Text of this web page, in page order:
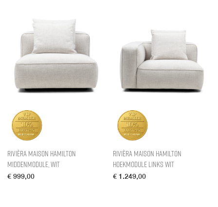
Rivièra Maison Hamilton
middenmodule, Wit
€ 999,00
Rivièra Maison Hamilton
hoekmodule Links Wit
€ 1.249,00